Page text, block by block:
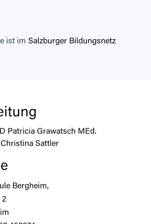
ist im Salzburger Bildungsnetz
Patricia Grawatsch MEd.
Christina Sattler
Bergheim,
2